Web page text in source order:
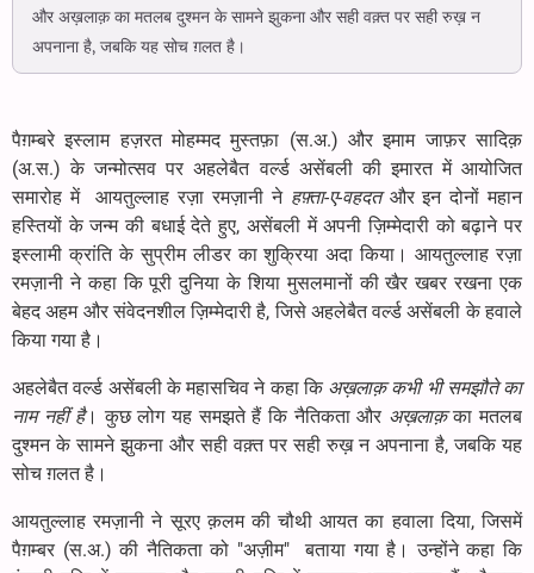
और अख़लाक़ का मतलब दुश्मन के सामने झुकना और सही वक़्त पर सही रुख़ न
अपनाना है, जबकि यह सोच ग़लत है।
पैग़म्बरे इस्लाम हज़रत मोहम्मद मुस्तफ़ा (स.अ.) और इमाम जाफ़र सादिक़
(अ.स.) के जन्मोत्सव पर अहलेबैत वर्ल्ड असेंबली की इमारत में आयोजित
समारोह में आयतुल्लाह रज़ा रमज़ानी ने हफ़्ता-ए-वहदतऔर इन दोनों महान
हस्तियों के जन्म की बधाई देते हुए, असेंबली में अपनी ज़िम्मेदारी को बढ़ाने पर
इस्लामी क्रांति के सुप्रीम लीडर का शुक्रिया अदा किया। आयतुल्लाह रज़ा
रमज़ानी ने कहा कि पूरी दुनिया के शिया मुसलमानों की खैर खबर रखना एक
बेहद अहम और संवेदनशील ज़िम्मेदारी है, जिसे अहलेबैत वर्ल्ड असेंबली के हवाले
किया गया है।
अहलेबैत वर्ल्ड असेंबली के महासचिव ने कहा कि अख़लाक़ कभी भी समझौते का
नाम नहीं है। कुछ लोग यह समझते हैं कि नैतिकता और अख़लाक़का मतलब
दुश्मन के सामने झुकना और सही वक़्त पर सही रुख़ न अपनाना है, जबकि यह
सोच ग़लत है।
आयतुल्लाह रमज़ानी ने सूरए क़लम की चौथी आयत का हवाला दिया, जिसमें
पैग़म्बर (स.अ.) की नैतिकता को "अज़ीम" बताया गया है। उन्होंने कहा कि